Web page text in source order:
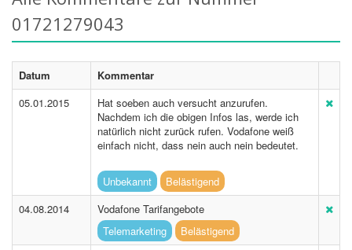
01721279043
Datum
Kommentar
05.01.2015
Hat soeben auch versucht anzurufen.
Nachdem ich die obigen Infos las, werde ich
natürlich nicht zurück rufen. Vodafone weiß
einfach nicht, dass nein auch nein bedeutet.
Unbekannt
Belästigend
04.08.2014
Vodafone Tarifangebote
Telemarketing
Belästigend